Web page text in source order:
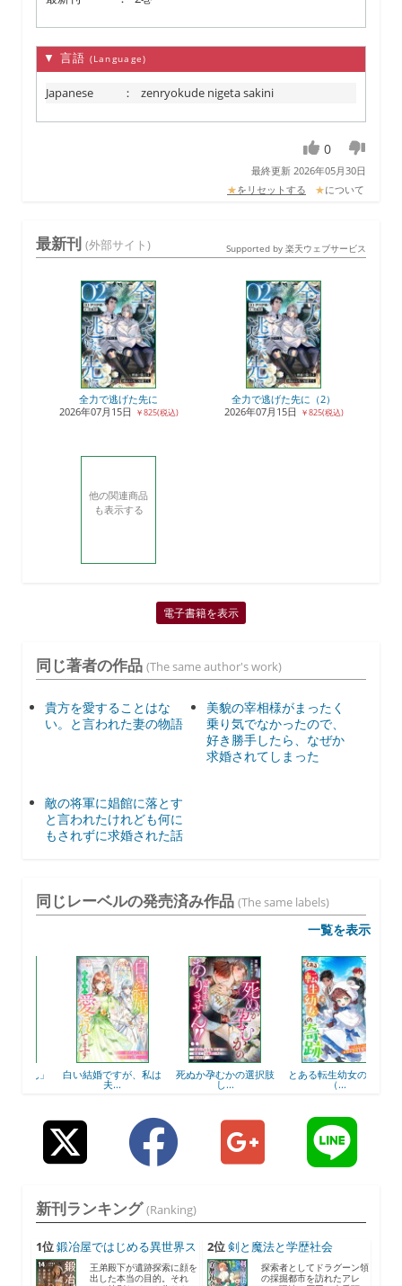
▼ 言語 (Language)
Japanese ： zenryokude nigeta sakini
0
最終更新 2026年05月30日
★をリセットする ★について
最新刊 (外部サイト) Supported by 楽天ウェブサービス
全力で逃げた先に
2026年07月15日
￥825(税込)
全力で逃げた先に（2）
2026年07月15日
￥825(税込)
他の関連商品
も表示する
電子書籍を表示
同じ著者の作品 (The same author's work)
貴方を愛することはな
い。と言われた妻の物語
美貌の宰相様がまったく
乗り気でなかったので、
好き勝手したら、なぜか
求婚されてしまった
敵の将軍に娼館に落とす
と言われたけれども何に
もされずに求婚された話
同じレーベルの発売済み作品 (The same labels)
一覧を表示
白い結婚ですが、私は
夫...
死ぬか孕むかの選択肢
し...
とある転生幼女の奇跡
（...
新刊ランキング (Ranking)
1位鍛冶屋ではじめる異世界ス
ロ...
王弟殿下が遺跡探索に顔を
出した本当の目的。それ
2位剣と魔法と学歴社会
8 〜...
探索者としてドラグーン領
の採掘都市を訪れたアレ